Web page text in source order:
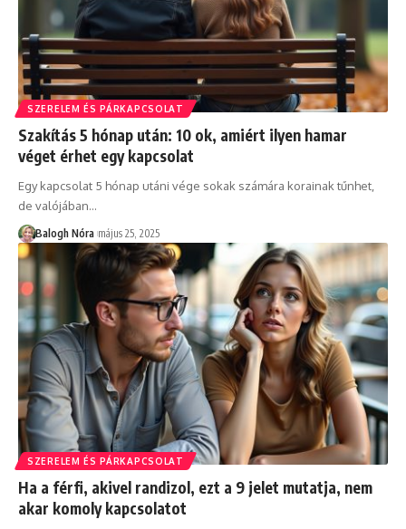
SZERELEM ÉS PÁRKAPCSOLAT
Szakítás 5 hónap után: 10 ok, amiért ilyen hamar
véget érhet egy kapcsolat
Egy kapcsolat 5 hónap utáni vége sokak számára korainak tűnhet,
de valójában…
Balogh Nóra május 25, 2025
SZERELEM ÉS PÁRKAPCSOLAT
Ha a férfi, akivel randizol, ezt a 9 jelet mutatja, nem
akar komoly kapcsolatot